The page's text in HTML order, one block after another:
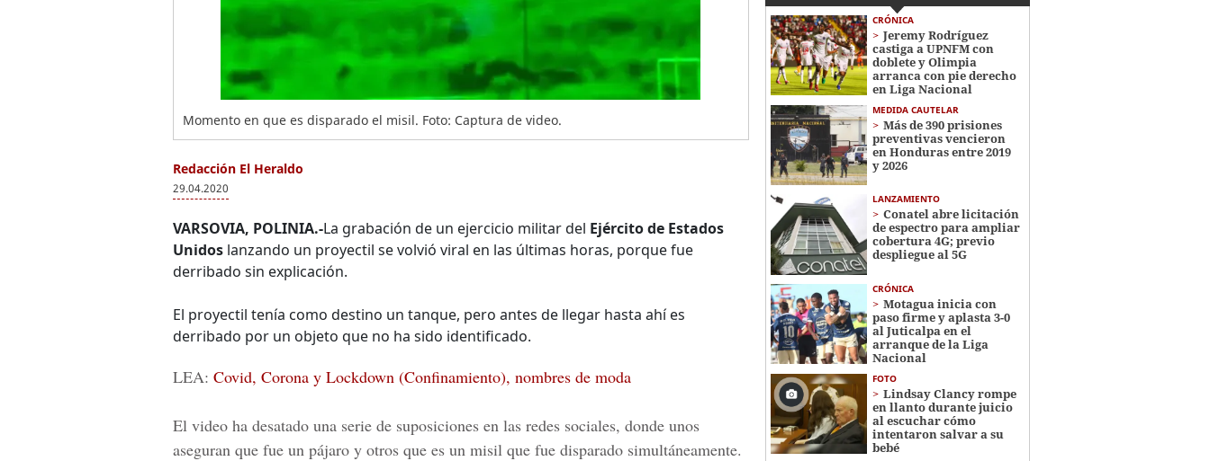
Momento en que es disparado el misil. Foto: Captura de video.
Redacción El Heraldo
29.04.2020
VARSOVIA, POLINIA.-La grabación de un ejercicio militar del Ejército de Estados
Unidos lanzando un proyectil se volvió viral en las últimas horas, porque fue
derribado sin explicación.
El proyectil tenía como destino un tanque, pero antes de llegar hasta ahí es
derribado por un objeto que no ha sido identificado.
LEA: Covid, Corona y Lockdown (Confinamiento), nombres de moda
El video ha desatado una serie de suposiciones en las redes sociales, donde unos
aseguran que fue un pájaro y otros que es un misil que fue disparado simultáneamente.
CRÓNICA
Jeremy Rodríguez
castiga a UPNFM con
doblete y Olimpia
arranca con pie derecho
en Liga Nacional
MEDIDA CAUTELAR
Más de 390 prisiones
preventivas vencieron
en Honduras entre 2019
y 2026
LANZAMIENTO
Conatel abre licitación
de espectro para ampliar
cobertura 4G; previo
despliegue al 5G
CRÓNICA
Motagua inicia con
paso firme y aplasta 3-0
al Juticalpa en el
arranque de la Liga
Nacional
FOTO
Lindsay Clancy rompe
en llanto durante juicio
al escuchar cómo
intentaron salvar a su
bebé